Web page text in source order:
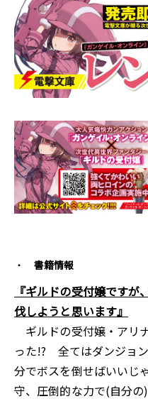
書籍情報
『ギルドの受付嬢です
伐しようと思います』
ギルドの受付嬢・アリ
った!? 全てはダンジョ
分でボスを倒せばいい
守、圧倒的な力で(自分の